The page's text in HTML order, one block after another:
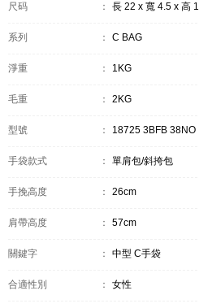
尺码 ： 長 22 x 寬 4.5 x 高
系列 ： C BAG
淨重 ： 1KG
毛重 ： 2KG
型號 ： 18725 3BFB 38NO
手袋款式 ： 單肩包/斜挎包
手挽高度 ： 26cm
肩帶高度 ： 57cm
關鍵字 ： 中型 C手袋
合適性別 ： 女性